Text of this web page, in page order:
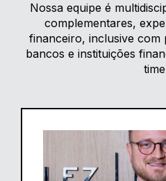
Nossa equipe é
complementares,
financeiro, inclusive com
bancos e instituições